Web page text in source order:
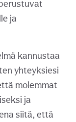
ja
kannustaa
yhteyksiesi
molemmat
ja
siitä, että